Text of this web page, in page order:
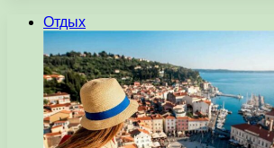
Отдых